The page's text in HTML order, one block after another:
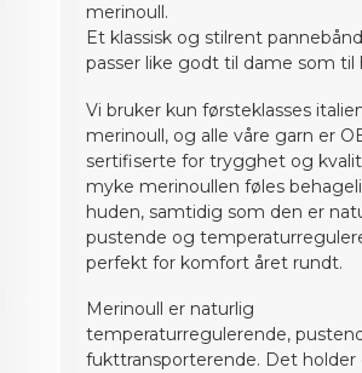
merinoull.
Et klassisk og stilrent
passer like godt til dame som til
Vi bruker kun førsteklasses
merinoull, og alle våre garn er
sertifiserte for trygghet og
myke merinoullen føles
huden, samtidig som den er
pustende og
perfekt for komfort året rundt.
Merinoull er naturlig
temperaturregulerende,
fukttransporterende. Det holder